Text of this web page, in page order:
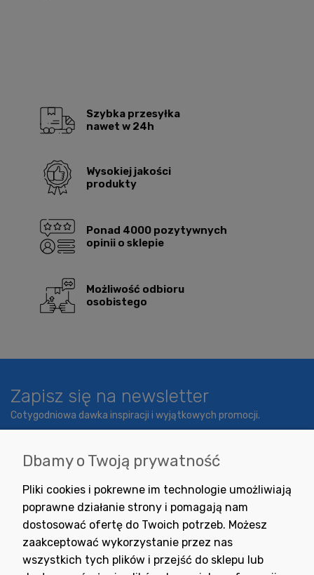
Szybka przesyłka
nawet w 24h
Wysokiej jakości
produkty
Ponad 4000 pozytywnych
opinii o sklepie
Możliwość odbioru
osobistego
Zapisz się na newsletter
Cotygodniowa dawka inspiracji i wyjątkowych promocji.
Wyrażam zgodę na otrzymywanie newslettera z inspiracjami,
nowościami i promocjami.
Dbamy o Twoją prywatność
Pliki cookies i pokrewne im technologie umożliwiają
poprawne działanie strony i pomagają nam
dostosować ofertę do Twoich potrzeb. Możesz
zaakceptować wykorzystanie przez nas
wszystkich tych plików i przejść do sklepu lub